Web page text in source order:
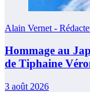
Alain Vernet -
Hommage au
de Tiphaine
3 août 2026